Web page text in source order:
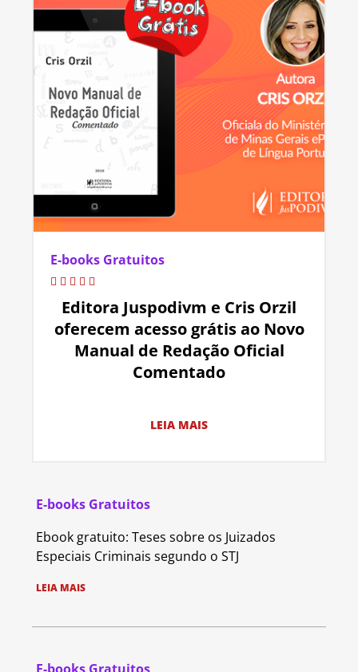
E-books Gratuitos
Editora Juspodivm e Cris Orzil
oferecem acesso grátis ao Novo
Manual de Redação Oficial
Comentado
LEIA MAIS
E-books Gratuitos
Ebook gratuito: Teses sobre os Juizados
Especiais Criminais segundo o STJ
LEIA MAIS